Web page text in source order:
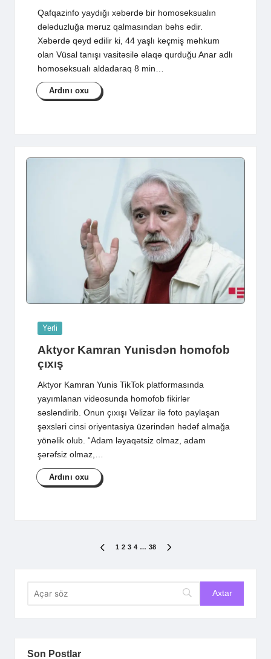
Qafqazinfo yaydığı xəbərdə bir homoseksualın
dələduzluğa məruz qalmasından bəhs edir.
Xəbərdə qeyd edilir ki, 44 yaşlı keçmiş məhkum
olan Vüsal tanışı vasitəsilə əlaqə qurduğu Anar adlı
homoseksualı aldadaraq 8 min…
Ardını oxu
Posted
Yerli
Aktyor Kamran Yunisdən homofob
çıxış
Aktyor Kamran Yunis TikTok platformasında
yayımlanan videosunda homofob fikirlər
səsləndirib. Onun çıxışı Velizar ilə foto paylaşan
şəxsləri cinsi oriyentasiya üzərindən hədəf almağa
yönəlik olub. “Adam ləyaqətsiz olmaz, adam
şərəfsiz olmaz,…
Ardını oxu
PREVIOUS
1 2 3 4 … 38
Son Postlar